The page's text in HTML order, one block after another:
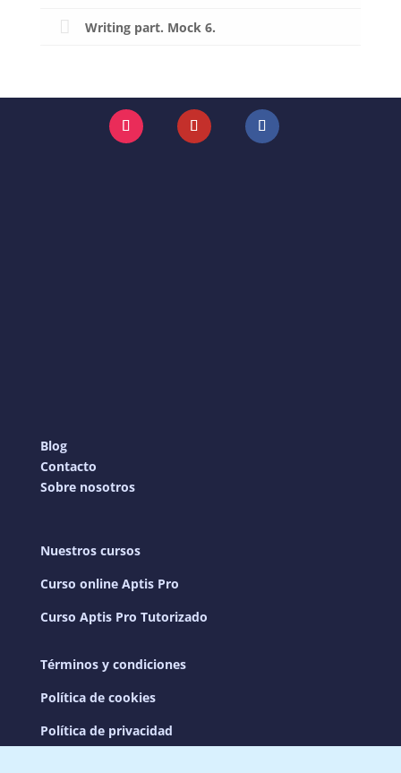
Writing part. Mock 6.
Instagram YouTube Facebook
Blog
Contacto
Sobre nosotros
Nuestros cursos
Curso online Aptis Pro
Curso Aptis Pro Tutorizado
Términos y condiciones
Política de cookies
Política de privacidad